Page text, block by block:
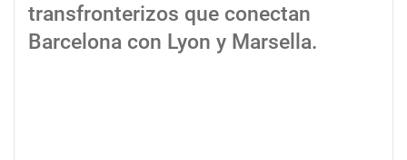
transfronterizos que conectan
Barcelona con Lyon y Marsella.